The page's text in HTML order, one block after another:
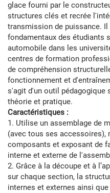
glace fourni par le
structures clés et recrée
transmission de puissance.
fondamentaux des étudiants
automobile dans les
centres de formation
de compréhension
fonctionnement et
s'agit d'un outil pédagogique
théorie et pratique.
Caractéristiques :
1. Utilise un assemblage de
(avec tous ses accessoires),
composants et exposant de
interne et externe de
2. Grâce à la découpe et à
sur chaque section, la
internes et externes ainsi